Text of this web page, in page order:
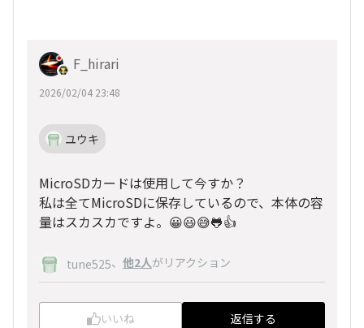
F_hirari
2026/02/04 23:48
ユウキ
MicroSDカードは使用して今すか？
私は全てMicroSDに保存しているので、本体の容
量はスカスカですよ。😀😃😅🐸👍
tune525、 他2人がリアクション
いいね 返信する